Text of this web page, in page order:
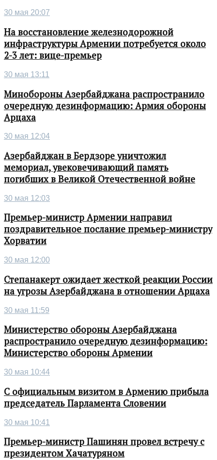
30 мая 20:07
На восстановление железнодорожной
инфраструктуры Армении потребуется около
2-3 лет: вице-премьер
30 мая 13:11
Минобороны Азербайджана распространило
очередную дезинформацию: Армия обороны
Арцаха
30 мая 12:04
Азербайджан в Бердзоре уничтожил
мемориал, увековечивающий память
погибших в Великой Отечественной войне
30 мая 12:03
Премьер-министр Армении направил
поздравительное послание премьер-министру
Хорватии
30 мая 12:00
Степанакерт ожидает жесткой реакции России
на угрозы Азербайджана в отношении Арцаха
30 мая 11:59
Министерство обороны Азербайджана
распространило очередную дезинформацию:
Министерство обороны Армении
30 мая 10:44
С официальным визитом в Армению прибыла
председатель Парламента Словении
30 мая 10:41
Премьер-министр Пашинян провел встречу с
президентом Хачатуряном